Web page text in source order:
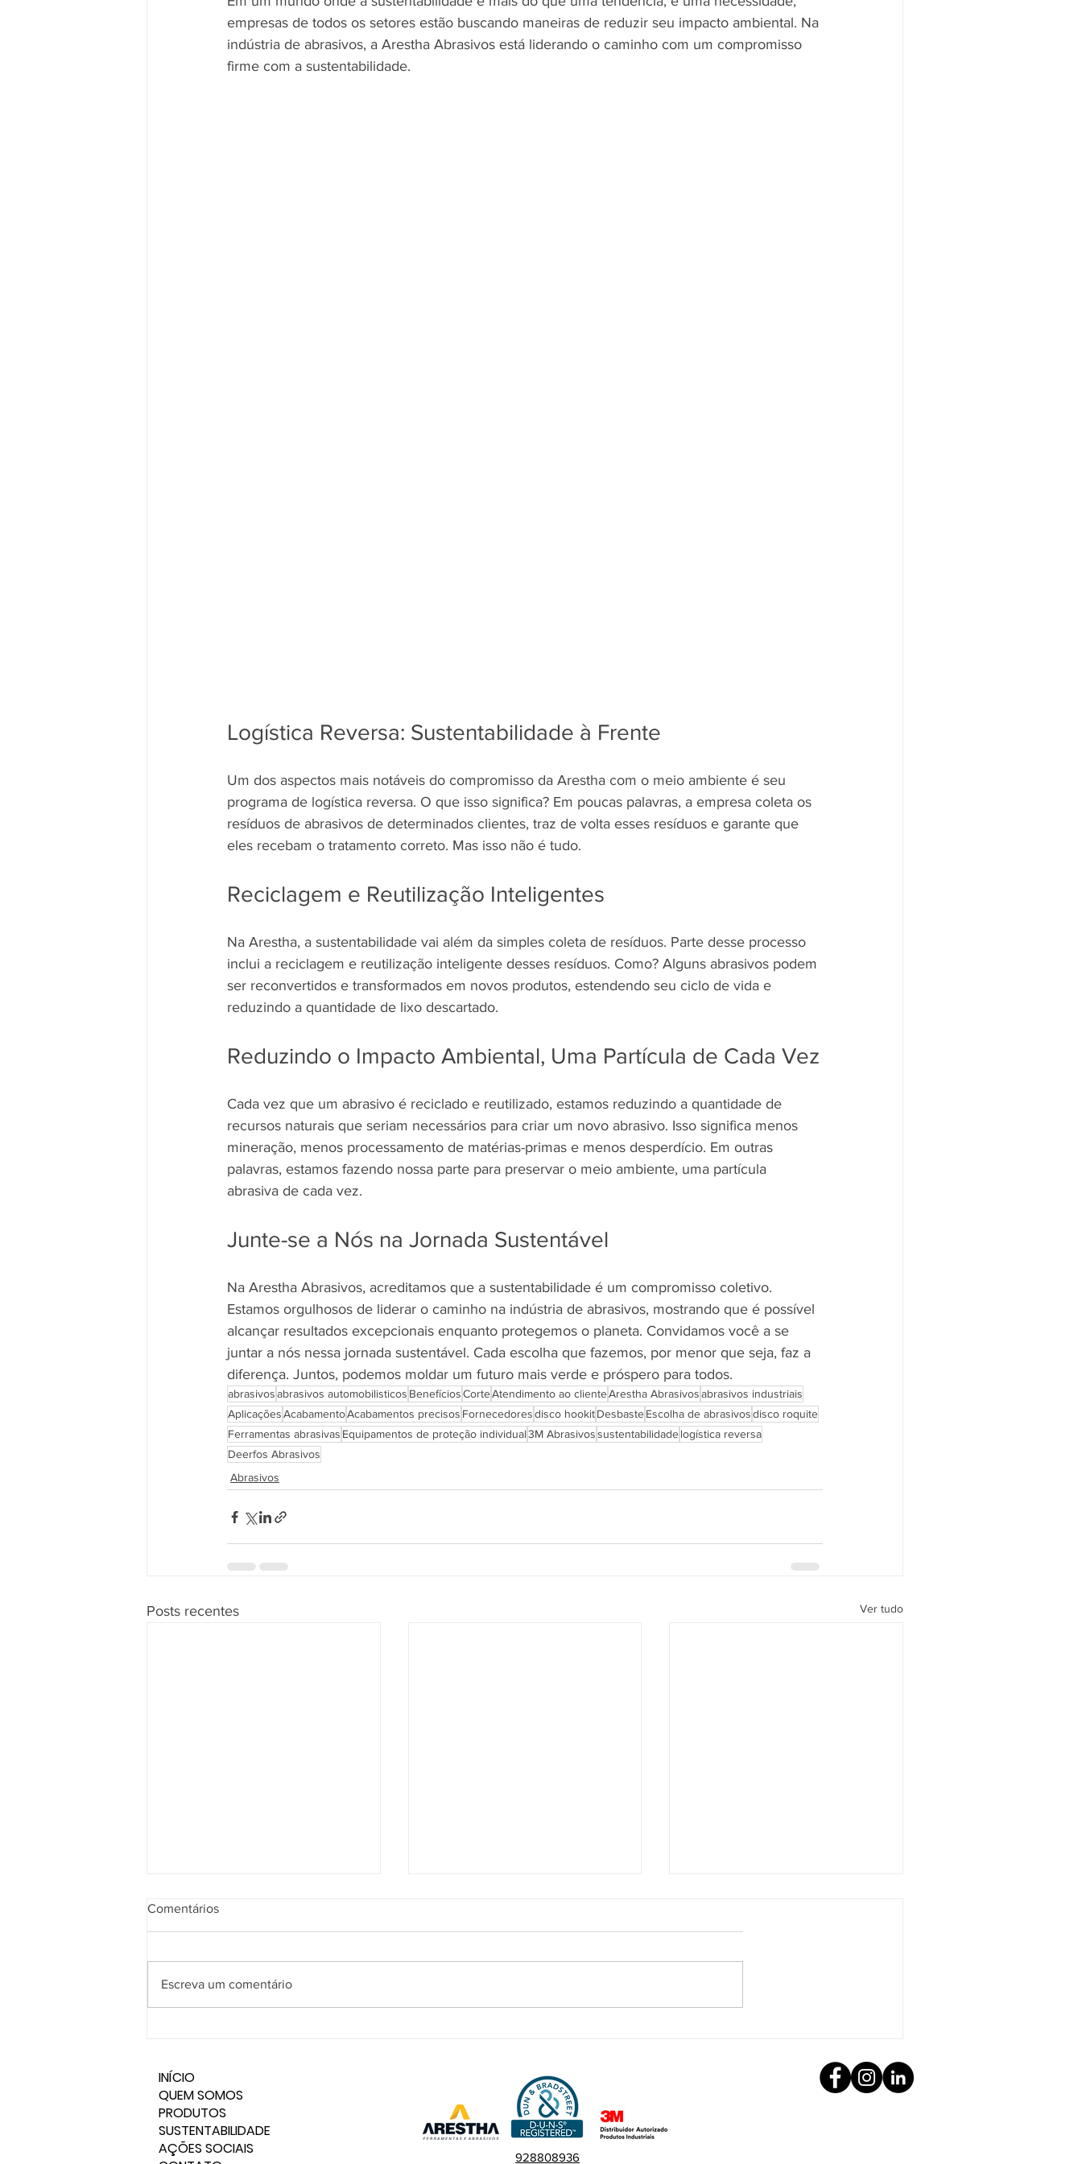
empresas de todos os setores estão buscando maneiras de reduzir seu impacto ambiental. Na
indústria de abrasivos, a Arestha Abrasivos está liderando o caminho com um compromisso
firme com a sustentabilidade.
Logística Reversa: Sustentabilidade à Frente
Um dos aspectos mais notáveis do compromisso da Arestha com o meio ambiente é seu
programa de logística reversa. O que isso significa? Em poucas palavras, a empresa coleta os
resíduos de abrasivos de determinados clientes, traz de volta esses resíduos e garante que
eles recebam o tratamento correto. Mas isso não é tudo.
Reciclagem e Reutilização Inteligentes
Na Arestha, a sustentabilidade vai além da simples coleta de resíduos. Parte desse processo
inclui a reciclagem e reutilização inteligente desses resíduos. Como? Alguns abrasivos podem
ser reconvertidos e transformados em novos produtos, estendendo seu ciclo de vida e
reduzindo a quantidade de lixo descartado.
Reduzindo o Impacto Ambiental, Uma Partícula de Cada Vez
Cada vez que um abrasivo é reciclado e reutilizado, estamos reduzindo a quantidade de
recursos naturais que seriam necessários para criar um novo abrasivo. Isso significa menos
mineração, menos processamento de matérias-primas e menos desperdício. Em outras
palavras, estamos fazendo nossa parte para preservar o meio ambiente, uma partícula
abrasiva de cada vez.
Junte-se a Nós na Jornada Sustentável
Na Arestha Abrasivos, acreditamos que a sustentabilidade é um compromisso coletivo.
Estamos orgulhosos de liderar o caminho na indústria de abrasivos, mostrando que é possível
alcançar resultados excepcionais enquanto protegemos o planeta. Convidamos você a se
juntar a nós nessa jornada sustentável. Cada escolha que fazemos, por menor que seja, faz a
diferença. Juntos, podemos moldar um futuro mais verde e próspero para todos.
abrasivosabrasivos automobilisticos BenefíciosCorteAtendimento ao clienteArestha Abrasivosabrasivos industriais
AplicaçõesAcabamentoAcabamentos precisos Fornecedoresdisco hookitDesbasteEscolha de abrasivosdisco roquite
Ferramentas abrasivas Equipamentos de proteção individual3M Abrasivossustentabilidadelogística reversa
Deerfos Abrasivos
Abrasivos
Posts recentes Ver tudo
Estados Unidos!
e seus principais usos?
Comentários
Escreva um comentário
INÍCIO
QUEM SOMOS
PRODUTOS
SUSTENTABILIDADE
AÇÕES SOCIAIS
928808936